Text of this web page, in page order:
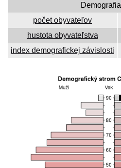
Demografia
počet obyvateľov
hustota obyvateľstva
index demografickej závislosti